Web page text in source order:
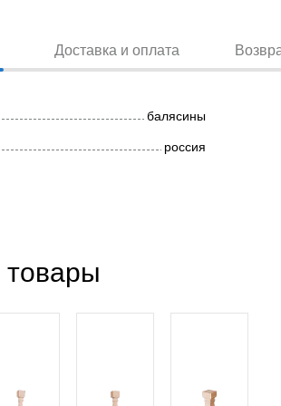
Доставка и оплата
балясины
россия